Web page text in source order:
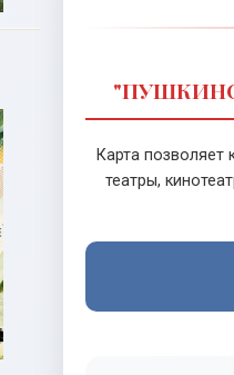
Карта
театры,